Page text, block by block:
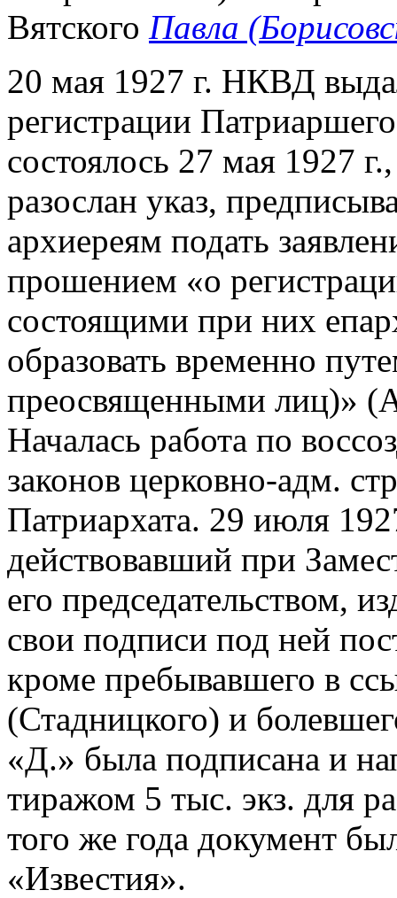
Вятского Павла
20 мая 1927 г. НКВД
регистрации
состоялось 27 мая 1927
разослан указ,
архиереям подать
прошением «о
состоящими при них
образовать временно
преосвященными лиц)»
Началась работа по
законов церковно-адм.
Патриархата. 29 июля
действовавший при
его председательством,
свои подписи под ней
кроме пребывавшего в
(Стадницкого) и
«Д.» была подписана и
тиражом 5 тыс. экз. для
того же года документ
«Известия».